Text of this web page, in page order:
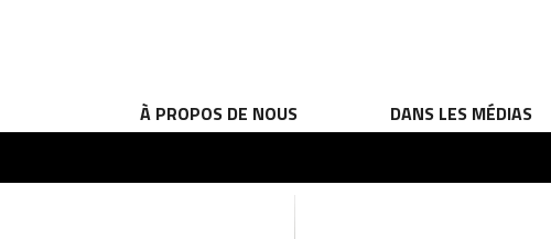
À PROPOS DE NOUS DANS LES MÉDIAS